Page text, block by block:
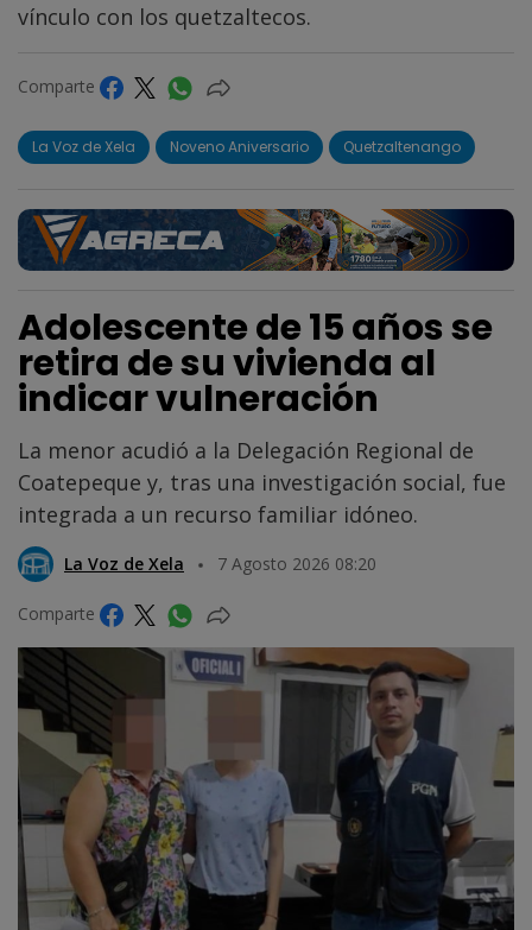
vínculo con los quetzaltecos.
Comparte
La Voz de Xela Noveno Aniversario Quetzaltenango
Adolescente de 15 años se
retira de su vivienda al
indicar vulneración
La menor acudió a la Delegación Regional de
Coatepeque y, tras una investigación social, fue
integrada a un recurso familiar idóneo.
La Voz de Xela 7 Agosto 2026 08:20
Comparte